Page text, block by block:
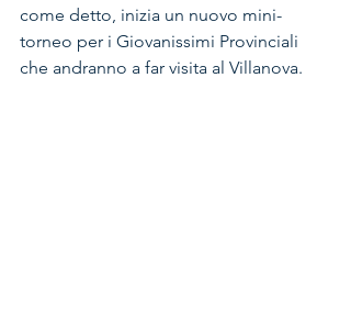
come detto, inizia un nuovo mini-
torneo per i Giovanissimi Provinciali
che andranno a far visita al Villanova.